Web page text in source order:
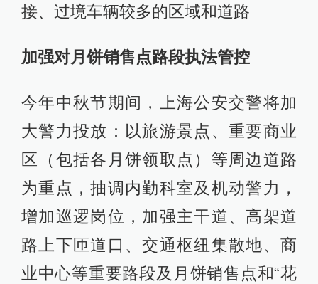
接、过境车辆较多的区域和道路
加强对月饼销售点路段执法管控
今年中秋节期间，上海公安交警将加
大警力投放：以旅游景点、重要商业
区（包括各月饼领取点）等周边道路
为重点，抽调内勤科室及机动警力，
增加巡逻岗位，加强主干道、高架道
路上下匝道口、交通枢纽集散地、商
业中心等重要路段及月饼销售点和“花